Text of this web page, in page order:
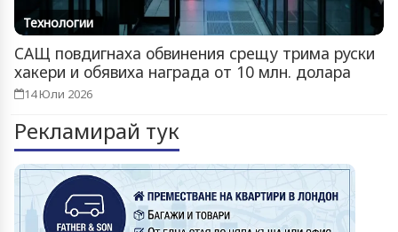
Технологии
САЩ повдигнаха обвинения срещу трима руски
хакери и обявиха награда от 10 млн. долара
14 Юли 2026
Рекламирай тук